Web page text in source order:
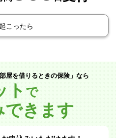
こったら
屋を借りるときの保険」なら
ト で
できます